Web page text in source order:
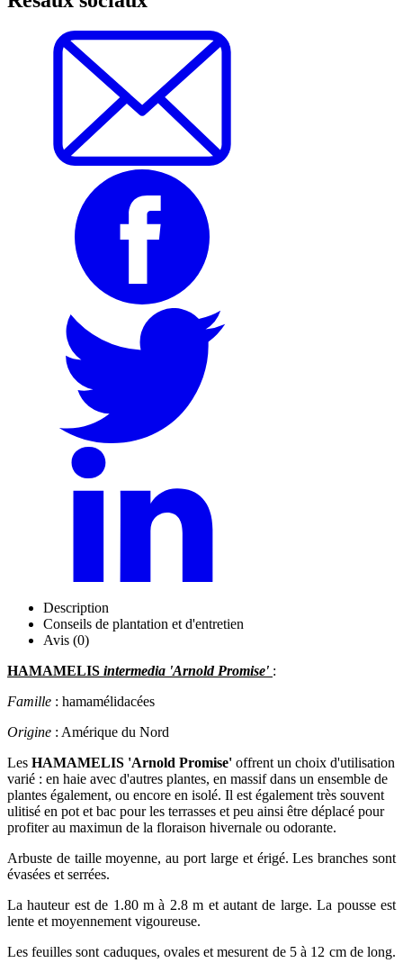
Description
Conseils de plantation et d'entretien
Avis (0)
HAMAMELIS intermedia 'Arnold Promise' :
Famille : hamamélidacées
Origine : Amérique du Nord
Les HAMAMELIS 'Arnold Promise' offrent un choix d'utilisation
varié : en haie avec d'autres plantes, en massif dans un ensemble de
plantes également, ou encore en isolé. Il est également très souvent
ulitisé en pot et bac pour les terrasses et peu ainsi être déplacé pour
profiter au maximun de la floraison hivernale ou odorante.
Arbuste de taille moyenne, au port large et érigé. Les branches sont
évasées et serrées.
La hauteur est de 1.80 m à 2.8 m et autant de large. La pousse est
lente et moyennement vigoureuse.
Les feuilles sont caduques, ovales et mesurent de 5 à 12 cm de long.